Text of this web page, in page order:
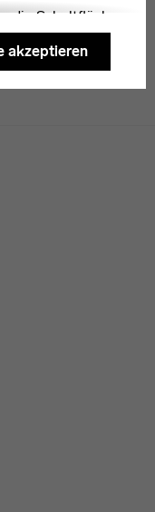
die Schaltfläche
akzeptieren